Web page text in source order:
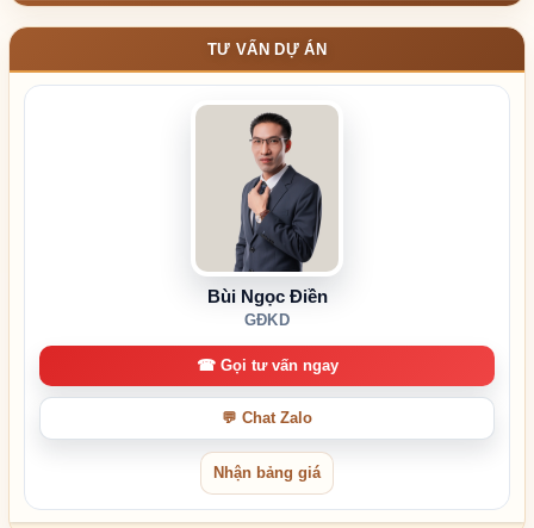
TƯ VẤN DỰ ÁN
Bùi Ngọc Điền
GĐKD
☎ Gọi tư vấn ngay
💬 Chat Zalo
Nhận bảng giá